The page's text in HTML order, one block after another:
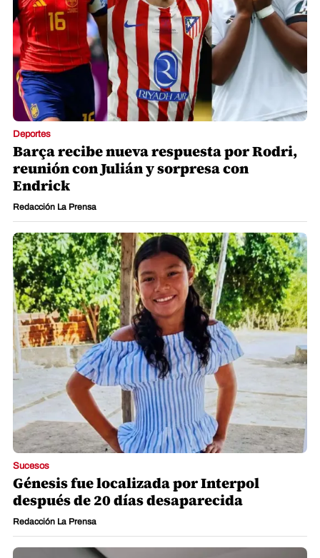
Deportes
Barça recibe nueva respuesta por Rodri,
reunión con Julián y sorpresa con
Endrick
Redacción La Prensa
Sucesos
Génesis fue localizada por Interpol
después de 20 días desaparecida
Redacción La Prensa